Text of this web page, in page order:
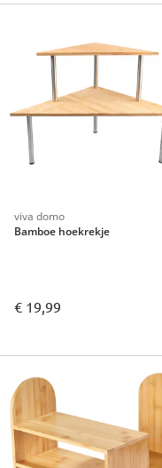
viva domo
Bamboe hoekrekje
€ 19,99